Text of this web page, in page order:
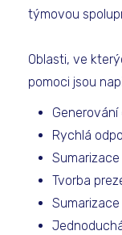
týmovou
Oblasti, ve
pomoci jsou
Generování
Rychlá
Tvorba